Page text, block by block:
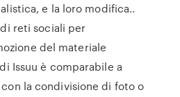
e la loro modifica..
reti sociali per
del materiale
Issuu è comparabile a
la condivisione di foto o